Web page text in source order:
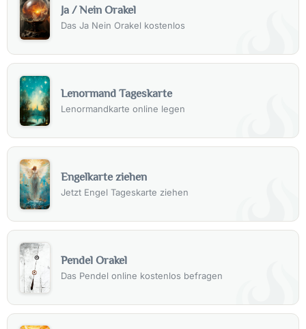
Ja / Nein Orakel
Das Ja Nein Orakel kostenlos
Lenormand Tageskarte
Lenormandkarte online legen
Engelkarte ziehen
Jetzt Engel Tageskarte ziehen
Pendel Orakel
Das Pendel online kostenlos befragen